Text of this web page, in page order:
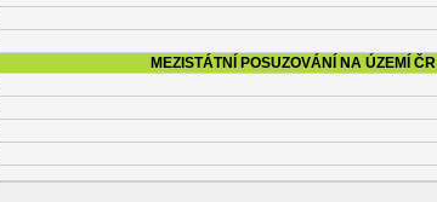
MEZISTÁTNÍ POSUZOVÁNÍ NA ÚZEMÍ ČR